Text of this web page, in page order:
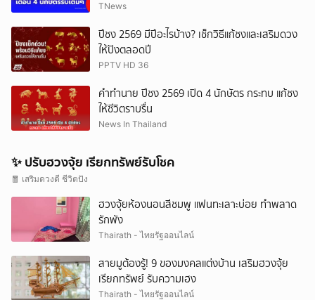
TNews
ปีชง 2569 มีปีอะไรบ้าง? เช็กวิธีแก้ชงและเสริมดวง
ให้ปังตลอดปี
PPTV HD 36
คำทำนาย ปีชง 2569 เปิด 4 นักษัตร กระทบ แก้ชง
ให้ชีวิตราบรื่น
News In Thailand
✨ ปรับฮวงจุ้ย เรียกทรัพย์รับโชค
🧧 เสริมดวงดี ชีวิตปัง
ฮวงจุ้ยห้องนอนสีชมพู แฟนทะเลาะบ่อย ทำพลาด
รักพัง
Thairath - ไทยรัฐออนไลน์
สายมูต้องรู้! 9 ของมงคลแต่งบ้าน เสริมฮวงจุ้ย
เรียกทรัพย์ รับความเฮง
Thairath - ไทยรัฐออนไลน์